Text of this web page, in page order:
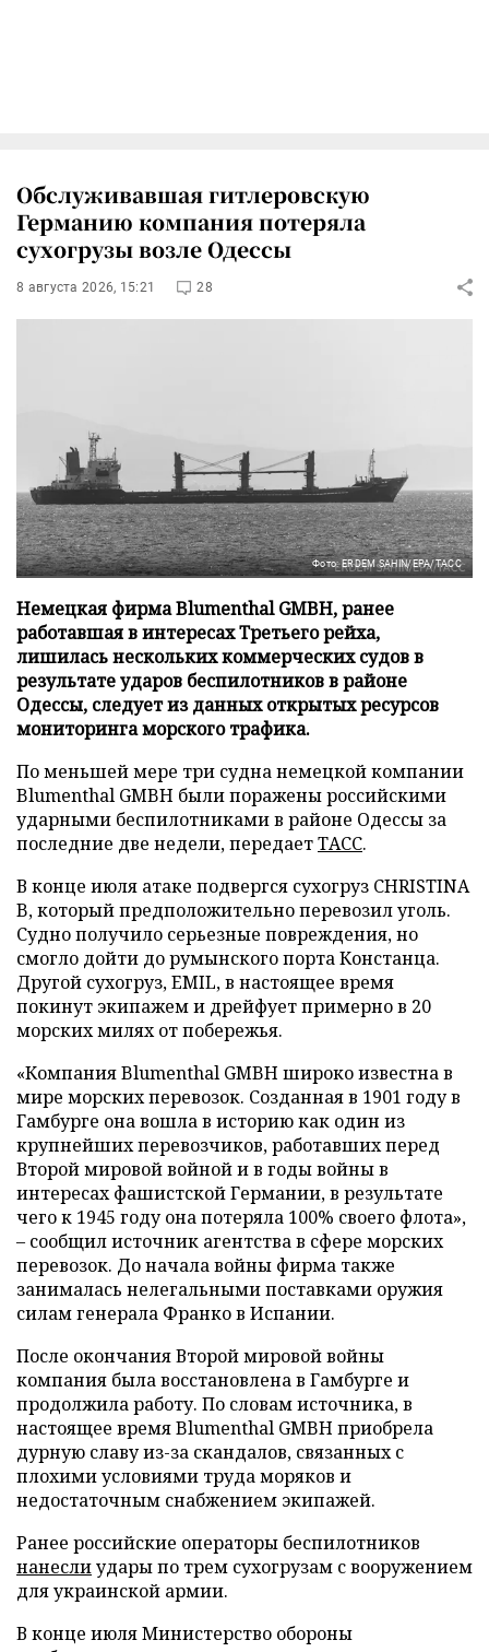
Обслуживавшая гитлеровскую
Германию компания потеряла
сухогрузы возле Одессы
8 августа 2026, 15:21 28
Фото: ERDEM SAHIN/EPA/ТАСС
Немецкая фирма Blumenthal GMBH, ранее
работавшая в интересах Третьего рейха,
лишилась нескольких коммерческих судов в
результате ударов беспилотников в районе
Одессы, следует из данных открытых ресурсов
мониторинга морского трафика.
По меньшей мере три судна немецкой компании
Blumenthal GMBH были поражены российскими
ударными беспилотниками в районе Одессы за
последние две недели, передаетТАСС.
В конце июля атаке подвергся сухогруз CHRISTINA
B, который предположительно перевозил уголь.
Судно получило серьезные повреждения, но
смогло дойти до румынского порта Констанца.
Другой сухогруз, EMIL, в настоящее время
покинут экипажем и дрейфует примерно в 20
морских милях от побережья.
«Компания Blumenthal GMBH широко известна в
мире морских перевозок. Созданная в 1901 году в
Гамбурге она вошла в историю как один из
крупнейших перевозчиков, работавших перед
Второй мировой войной и в годы войны в
интересах фашистской Германии, в результате
чего к 1945 году она потеряла 100% своего флота»,
– сообщил источник агентства в сфере морских
перевозок. До начала войны фирма также
занималась нелегальными поставками оружия
силам генерала Франко в Испании.
После окончания Второй мировой войны
компания была восстановлена в Гамбурге и
продолжила работу. По словам источника, в
настоящее время Blumenthal GMBH приобрела
дурную славу из-за скандалов, связанных с
плохими условиями труда моряков и
недостаточным снабжением экипажей.
Ранее российские операторы беспилотников
нанеслиудары по трем сухогрузам с вооружением
для украинской армии.
В конце июля Министерство обороны